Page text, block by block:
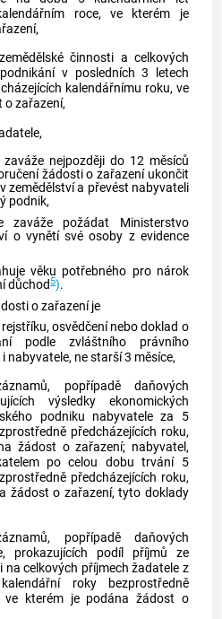
roce, ve kterém je
činnosti a celkových
v posledních 3 letech
kalendářnímu roku, ve
o zařazení,
nejpozději do 12 měsíců
žádosti o zařazení ukončit
zemědělství a převést nabyvateli
podnik,
zaváže požádat Ministerstvo
o vynětí své osoby z evidence
věku potřebného pro nárok
důchod5).
o zařazení je
osvědčení nebo doklad o
podle zvláštního právního
nabyvatele, ne starší 3 měsíce,
popřípadě daňových
výsledky ekonomických
podniku nabyvatele za 5
předcházejících roku,
žádost o zařazení; nabyvatel,
po celou dobu trvání 5
předcházejících roku,
žádost o zařazení, tyto doklady
popřípadě daňových
prokazujících podíl příjmů ze
na celkových příjmech žadatele z
roky bezprostředně
ve kterém je podána žádost o